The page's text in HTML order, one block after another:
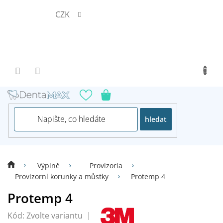
CZK
hledat
Výplně
Provizoria
Provizorní korunky a můstky
Protemp 4
Protemp 4
Kód: Zvolte variantu